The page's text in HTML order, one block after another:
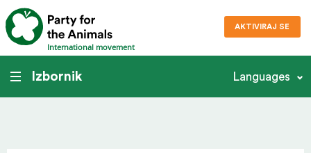
International movement
AKTIVIRAJ SE
Izbornik Languages